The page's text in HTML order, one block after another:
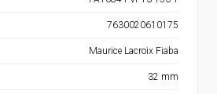
7630020610175
Maurice Lacroix Fiaba
32 mm